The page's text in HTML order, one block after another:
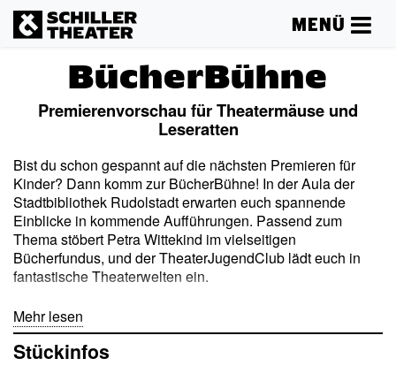
MENÜ
BücherBühne
Premierenvorschau für Theatermäuse und
Leseratten
Bist du schon gespannt auf die nächsten Premieren für
Kinder? Dann komm zur BücherBühne! In der Aula der
Stadtbibliothek Rudolstadt erwarten euch spannende
Einblicke in kommende Aufführungen. Passend zum
Thema stöbert Petra Wittekind im vielseitigen
Bücherfundus, und der TheaterJugendClub lädt euch in
fantastische Theaterwelten ein.
Termine
15.09.2026,Auf Trommelsafari– Kinderliederkonzert (3+)
03.11.2026,Pinocchio
Mehr lesen
Stückinfos